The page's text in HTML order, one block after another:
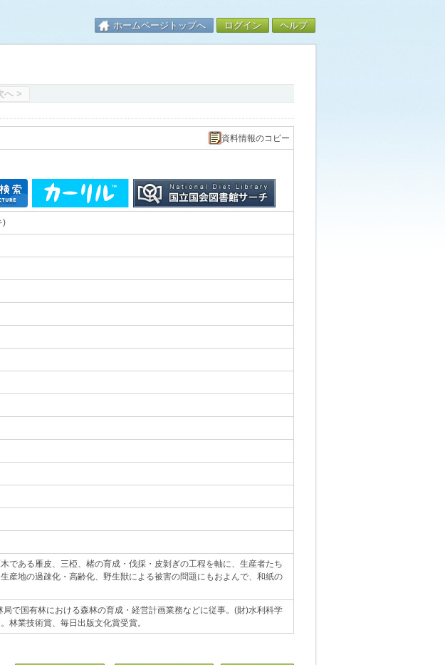
ホームページトップへ ログイン ヘルプ
へ >
資料情報のコピー
)
である雁皮、三椏、楮の育成・伐採・皮剝ぎの工程を軸に、生産者たち
産地の過疎化・高齢化、野生獣による被害の問題にもおよんで、和紙の
で国有林における森林の育成・経営計画業務などに従事。(財)水利科学
林業技術賞、毎日出版文化賞受賞。